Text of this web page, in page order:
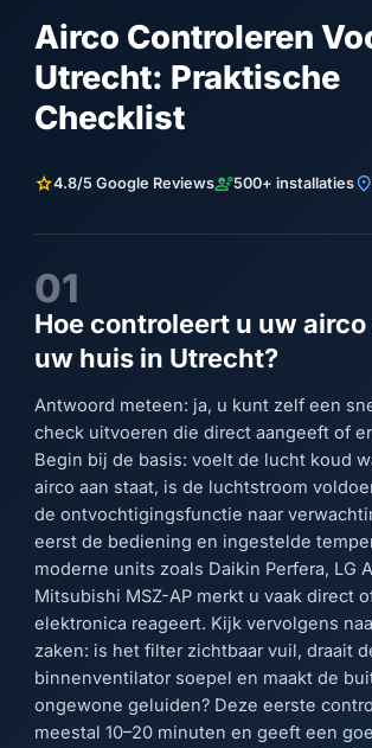
Airco Controleren
Utrecht: Praktische
Checklist
star4.8/5 Google Reviewsengineering500+ installaties
01
Hoe controleert u uw
uw huis in Utrecht?
Antwoord meteen: ja, u kunt zelf een
check uitvoeren die direct aangeeft of
Begin bij de basis: voelt de lucht koud
airco aan staat, is de luchtstroom
de ontvochtigingsfunctie naar
eerst de bediening en ingestelde
moderne units zoals Daikin Perfera, LG
Mitsubishi MSZ-AP merkt u vaak direct
elektronica reageert. Kijk vervolgens
zaken: is het filter zichtbaar vuil, draait
binnenventilator soepel en maakt de
ongewone geluiden? Deze eerste
meestal 10–20 minuten en geeft een